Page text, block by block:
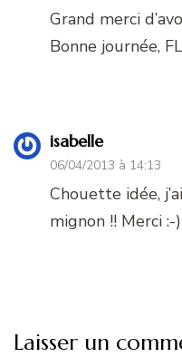
Grand merci
Bonne journée,
isabelle
06/04/2013 à 14:13
Chouette idée,
mignon !! Merci :-)
Laisser un